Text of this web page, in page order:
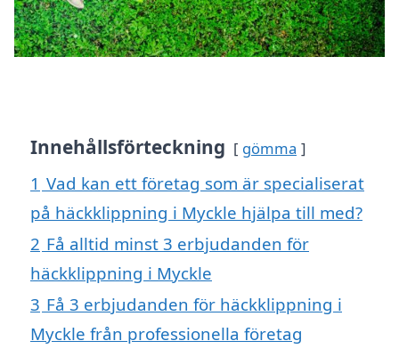
Innehållsförteckning gömma
1 Vad kan ett företag som är specialiserat
på häckklippning i Myckle hjälpa till med?
2 Få alltid minst 3 erbjudanden för
häckklippning i Myckle
3 Få 3 erbjudanden för häckklippning i
Myckle från professionella företag